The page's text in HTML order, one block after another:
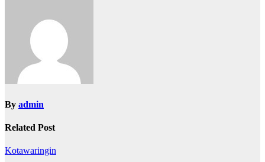
By admin
Related Post
Kotawaringin